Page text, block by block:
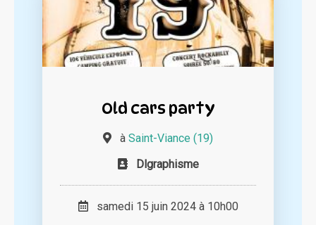
Old cars party
à Saint-Viance (19)
Dlgraphisme
samedi 15 juin 2024 à 10h00